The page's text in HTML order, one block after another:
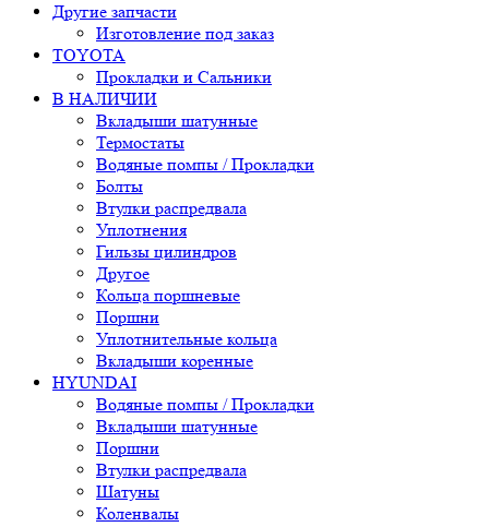
Другие запчасти
Изготовление под заказ
TOYOTA
Прокладки и Сальники
В НАЛИЧИИ
Вкладыши шатунные
Термостаты
Водяные помпы / Прокладки
Болты
Втулки распредвала
Уплотнения
Гильзы цилиндров
Другое
Кольца поршневые
Поршни
Уплотнительные кольца
Вкладыши коренные
HYUNDAI
Водяные помпы / Прокладки
Вкладыши шатунные
Поршни
Втулки распредвала
Шатуны
Коленвалы